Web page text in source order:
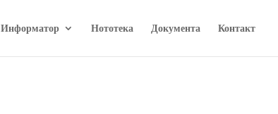
Информатор Нототека Документа Контакт